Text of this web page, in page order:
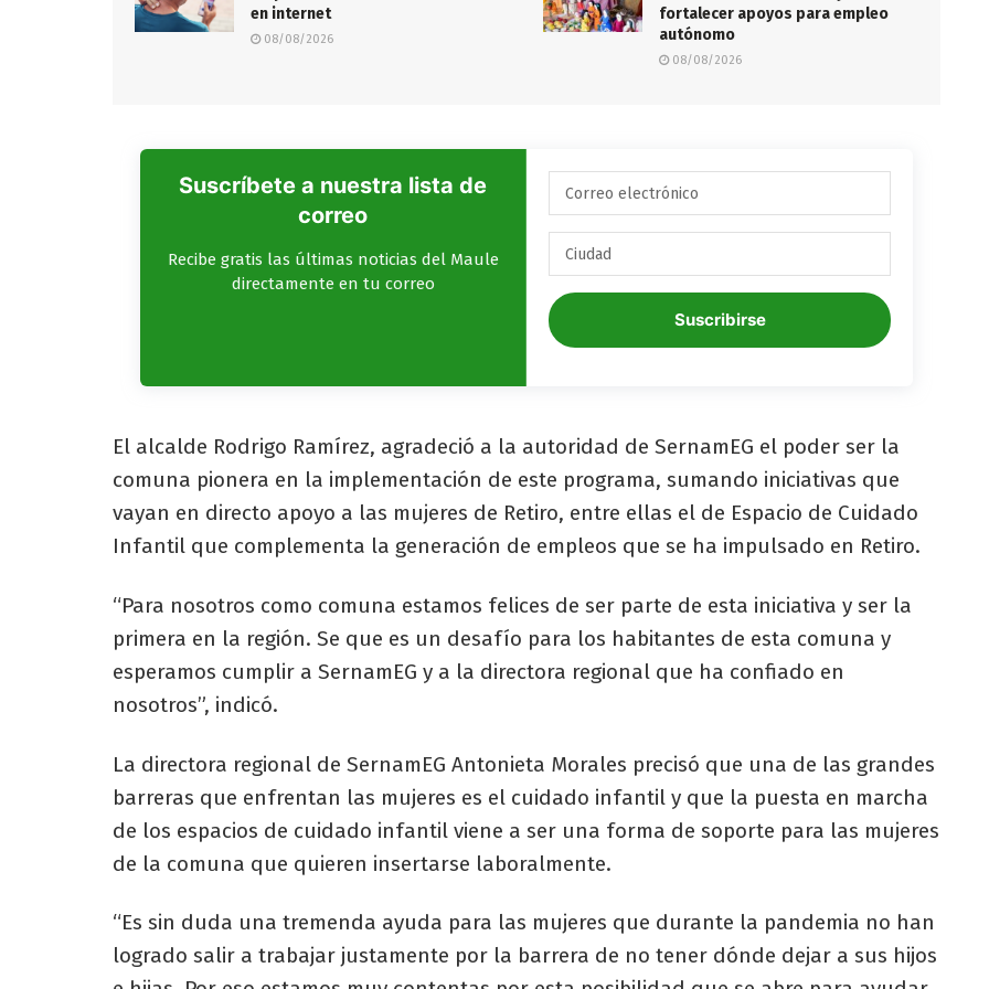
en internet
08/08/2026
fortalecer apoyos para empleo
autónomo
08/08/2026
Suscríbete a nuestra lista de
correo
Recibe gratis las últimas noticias del Maule
directamente en tu correo
Suscribirse
El alcalde Rodrigo Ramírez, agradeció a la autoridad de SernamEG el poder ser la
comuna pionera en la implementación de este programa, sumando iniciativas que
vayan en directo apoyo a las mujeres de Retiro, entre ellas el de Espacio de Cuidado
Infantil que complementa la generación de empleos que se ha impulsado en Retiro.
“Para nosotros como comuna estamos felices de ser parte de esta iniciativa y ser la
primera en la región. Se que es un desafío para los habitantes de esta comuna y
esperamos cumplir a SernamEG y a la directora regional que ha confiado en
nosotros”, indicó.
La directora regional de SernamEG Antonieta Morales precisó que una de las grandes
barreras que enfrentan las mujeres es el cuidado infantil y que la puesta en marcha
de los espacios de cuidado infantil viene a ser una forma de soporte para las mujeres
de la comuna que quieren insertarse laboralmente.
“Es sin duda una tremenda ayuda para las mujeres que durante la pandemia no han
logrado salir a trabajar justamente por la barrera de no tener dónde dejar a sus hijos